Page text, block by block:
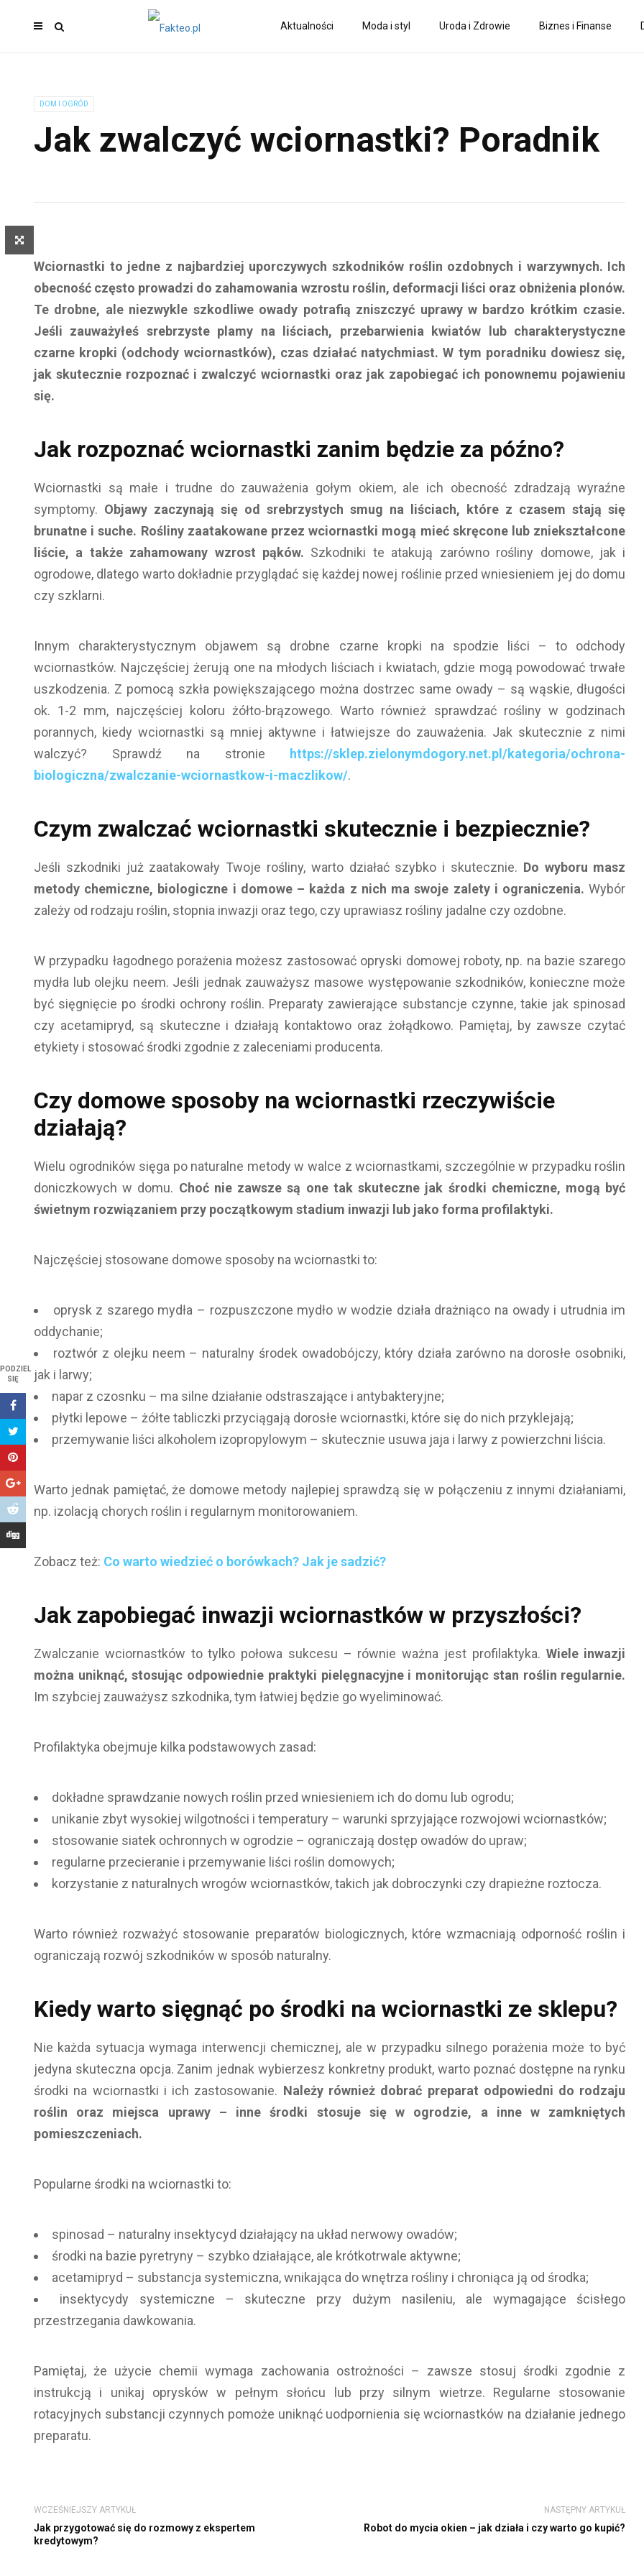
Aktualności Moda i styl Uroda i Zdrowie Biznes i Finanse
DOM I OGRÓD
Jak zwalczyć wciornastki? Poradnik
PODZIEL
SIĘ
Wciornastki to jedne z najbardziej uporczywych szkodników roślin ozdobnych i warzywnych. Ich
obecność często prowadzi do zahamowania wzrostu roślin, deformacji liści oraz obniżenia plonów.
Te drobne, ale niezwykle szkodliwe owady potrafią zniszczyć uprawy w bardzo krótkim czasie.
Jeśli zauważyłeś srebrzyste plamy na liściach, przebarwienia kwiatów lub charakterystyczne
czarne kropki (odchody wciornastków), czas działać natychmiast. W tym poradniku dowiesz się,
jak skutecznie rozpoznać i zwalczyć wciornastki oraz jak zapobiegać ich ponownemu pojawieniu
się.
Jak rozpoznać wciornastki zanim będzie za późno?
Wciornastki są małe i trudne do zauważenia gołym okiem, ale ich obecność zdradzają wyraźne
symptomy. Objawy zaczynają się od srebrzystych smug na liściach, które z czasem stają się
brunatne i suche. Rośliny zaatakowane przez wciornastki mogą mieć skręcone lub zniekształcone
liście, a także zahamowany wzrost pąków. Szkodniki te atakują zarówno rośliny domowe, jak i
ogrodowe, dlatego warto dokładnie przyglądać się każdej nowej roślinie przed wniesieniem jej do domu
czy szklarni.
Innym charakterystycznym objawem są drobne czarne kropki na spodzie liści – to odchody
wciornastków. Najczęściej żerują one na młodych liściach i kwiatach, gdzie mogą powodować trwałe
uszkodzenia. Z pomocą szkła powiększającego można dostrzec same owady – są wąskie, długości
ok. 1-2 mm, najczęściej koloru żółto-brązowego. Warto również sprawdzać rośliny w godzinach
porannych, kiedy wciornastki są mniej aktywne i łatwiejsze do zauważenia. Jak skutecznie z nimi
walczyć? Sprawdź na stronie
https://sklep.zielonymdogory.net.pl/kategoria/ochrona-
biologiczna/zwalczanie-wciornastkow-i-maczlikow/.
Czym zwalczać wciornastki skutecznie i bezpiecznie?
Jeśli szkodniki już zaatakowały Twoje rośliny, warto działać szybko i skutecznie. Do wyboru masz
metody chemiczne, biologiczne i domowe – każda z nich ma swoje zalety i ograniczenia.Wybór
zależy od rodzaju roślin, stopnia inwazji oraz tego, czy uprawiasz rośliny jadalne czy ozdobne.
W przypadku łagodnego porażenia możesz zastosować opryski domowej roboty, np. na bazie szarego
mydła lub olejku neem. Jeśli jednak zauważysz masowe występowanie szkodników, konieczne może
być sięgnięcie po środki ochrony roślin. Preparaty zawierające substancje czynne, takie jak spinosad
czy acetamipryd, są skuteczne i działają kontaktowo oraz żołądkowo. Pamiętaj, by zawsze czytać
etykiety i stosować środki zgodnie z zaleceniami producenta.
Czy domowe sposoby na wciornastki rzeczywiście
działają?
Wielu ogrodników sięga po naturalne metody w walce z wciornastkami, szczególnie w przypadku roślin
doniczkowych w domu. Choć nie zawsze są one tak skuteczne jak środki chemiczne, mogą być
świetnym rozwiązaniem przy początkowym stadium inwazji lub jako forma profilaktyki.
Najczęściej stosowane domowe sposoby na wciornastki to:
oprysk z szarego mydła – rozpuszczone mydło w wodzie działa drażniąco na owady i utrudnia im
oddychanie;
roztwór z olejku neem – naturalny środek owadobójczy, który działa zarówno na dorosłe osobniki,
jak i larwy;
napar z czosnku – ma silne działanie odstraszające i antybakteryjne;
płytki lepowe – żółte tabliczki przyciągają dorosłe wciornastki, które się do nich przyklejają;
przemywanie liści alkoholem izopropylowym – skutecznie usuwa jaja i larwy z powierzchni liścia.
Warto jednak pamiętać, że domowe metody najlepiej sprawdzą się w połączeniu z innymi działaniami,
np. izolacją chorych roślin i regularnym monitorowaniem.
Zobacz też: Co warto wiedzieć o borówkach? Jak je sadzić?
Jak zapobiegać inwazji wciornastków w przyszłości?
Zwalczanie wciornastków to tylko połowa sukcesu – równie ważna jest profilaktyka. Wiele inwazji
można uniknąć, stosując odpowiednie praktyki pielęgnacyjne i monitorując stan roślin regularnie.
Im szybciej zauważysz szkodnika, tym łatwiej będzie go wyeliminować.
Profilaktyka obejmuje kilka podstawowych zasad:
dokładne sprawdzanie nowych roślin przed wniesieniem ich do domu lub ogrodu;
unikanie zbyt wysokiej wilgotności i temperatury – warunki sprzyjające rozwojowi wciornastków;
stosowanie siatek ochronnych w ogrodzie – ograniczają dostęp owadów do upraw;
regularne przecieranie i przemywanie liści roślin domowych;
korzystanie z naturalnych wrogów wciornastków, takich jak dobroczynki czy drapieżne roztocza.
Warto również rozważyć stosowanie preparatów biologicznych, które wzmacniają odporność roślin i
ograniczają rozwój szkodników w sposób naturalny.
Kiedy warto sięgnąć po środki na wciornastki ze sklepu?
Nie każda sytuacja wymaga interwencji chemicznej, ale w przypadku silnego porażenia może to być
jedyna skuteczna opcja. Zanim jednak wybierzesz konkretny produkt, warto poznać dostępne na rynku
środki na wciornastki i ich zastosowanie. Należy również dobrać preparat odpowiedni do rodzaju
roślin oraz miejsca uprawy – inne środki stosuje się w ogrodzie, a inne w zamkniętych
pomieszczeniach.
Popularne środki na wciornastki to:
spinosad – naturalny insektycyd działający na układ nerwowy owadów;
środki na bazie pyretryny – szybko działające, ale krótkotrwale aktywne;
acetamipryd – substancja systemiczna, wnikająca do wnętrza rośliny i chroniąca ją od środka;
insektycydy systemiczne – skuteczne przy dużym nasileniu, ale wymagające ścisłego
przestrzegania dawkowania.
Pamiętaj, że użycie chemii wymaga zachowania ostrożności – zawsze stosuj środki zgodnie z
instrukcją i unikaj oprysków w pełnym słońcu lub przy silnym wietrze. Regularne stosowanie
rotacyjnych substancji czynnych pomoże uniknąć uodpornienia się wciornastków na działanie jednego
preparatu.
WCZEŚNIEJSZY ARTYKUŁ
Jak przygotować się do rozmowy z ekspertem
kredytowym?
NASTĘPNY ARTYKUŁ
Robot do mycia okien – jak działa i czy warto go kupić?